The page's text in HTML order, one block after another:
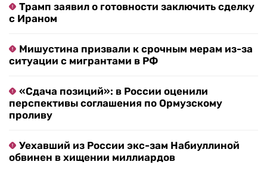
Трамп заявил о готовности заключить сделку
с Ираном
Мишустина призвали к срочным мерам из-за
ситуации с мигрантами в РФ
«Сдача позиций»: в России оценили
перспективы соглашения по Ормузскому
проливу
Уехавший из России экс-зам Набиуллиной
обвинен в хищении миллиардов